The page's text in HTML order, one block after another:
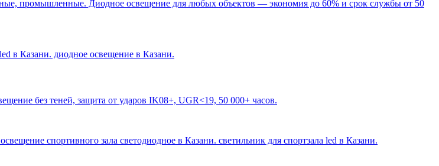
промышленные. Диодное освещение для любых объектов — экономия до 60% и срок службы от 50
в Казани. диодное освещение в Казани.
без теней, защита от ударов IK08+, UGR<19, 50 000+ часов.
спортивного зала светодиодное в Казани. светильник для спортзала led в Казани.